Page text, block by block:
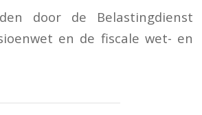
door de Belastingdienst
en de fiscale wet- en